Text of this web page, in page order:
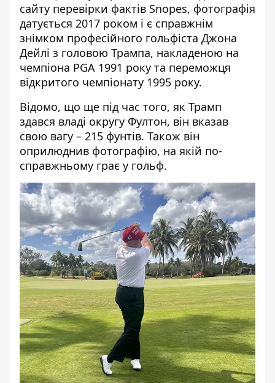
сайту перевірки фактів Snopes, фотографія
датується 2017 роком і є справжнім
знімком професійного гольфіста Джона
Дейлі з головою Трампа, накладеною на
чемпіона PGA 1991 року та переможця
відкритого чемпіонату 1995 року.
Відомо, що ще під час того, як Трамп
здався владі округу Фултон, він вказав
свою вагу – 215 фунтів. Також він
оприлюднив фотографію, на якій по-
справжньому грає у гольф.